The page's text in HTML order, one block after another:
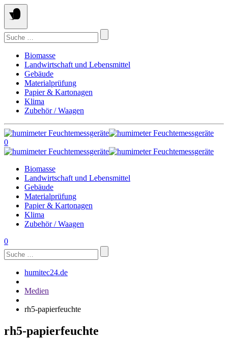
Springe
zum
Inhalt
Suchen
nach:
Biomasse
Landwirtschaft und Lebensmittel
Gebäude
Materialprüfung
Papier & Kartonagen
Klima
Zubehör / Waagen
0
Biomasse
Landwirtschaft und Lebensmittel
Gebäude
Materialprüfung
Papier & Kartonagen
Klima
Zubehör / Waagen
0
Suchen
nach:
humitec24.de
Medien
rh5-papierfeuchte
rh5-papierfeuchte